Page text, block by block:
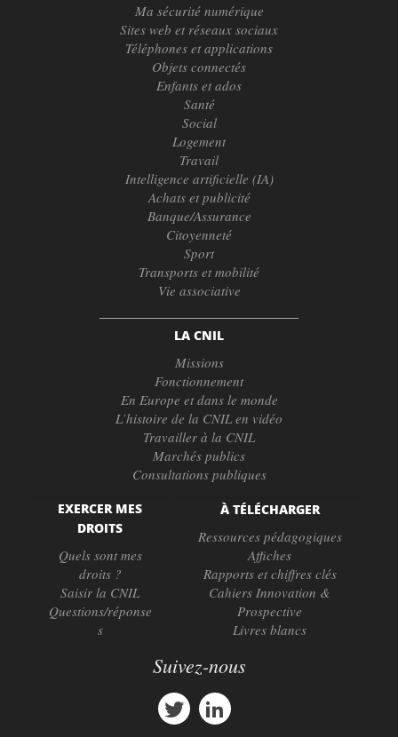
Ma sécurité numérique
Sites web et réseaux sociaux
Téléphones et applications
Objets connectés
Enfants et ados
Santé
Social
Logement
Travail
Intelligence artificielle (IA)
Achats et publicité
Banque/Assurance
Citoyenneté
Sport
Transports et mobilité
Vie associative
LA CNIL
Missions
Fonctionnement
En Europe et dans le monde
L’histoire de la CNIL en vidéo
Travailler à la CNIL
Marchés publics
Consultations publiques
EXERCER MES
DROITS
Quels sont mes
droits ?
Saisir la CNIL
Questions/réponse
s
À TÉLÉCHARGER
Ressources pédagogiques
Affiches
Rapports et chiffres clés
Cahiers Innovation &
Prospective
Livres blancs
Suivez-nous